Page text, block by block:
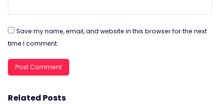
Save my name, email, and website in this browser for the next
time I comment.
Related Posts